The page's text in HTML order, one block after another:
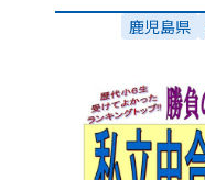
鹿児島県